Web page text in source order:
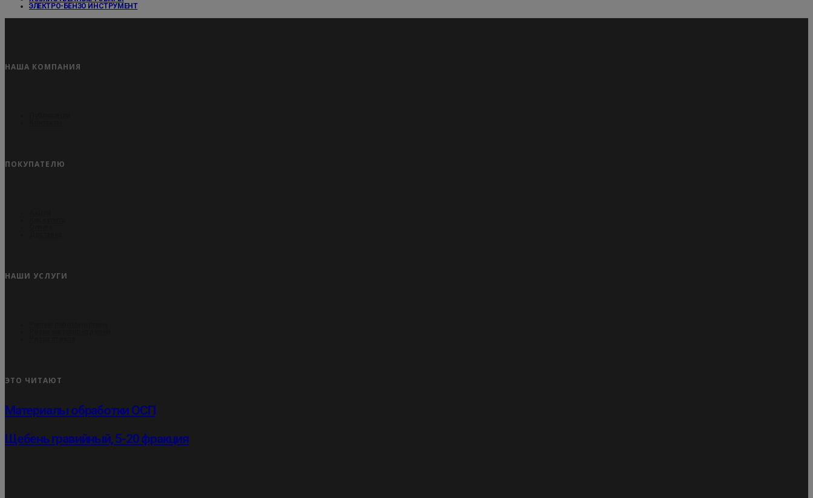
ЭЛЕКТРО-БЕНЗО ИНСТРУМЕНТ
НАША КОМПАНИЯ
ПОКУПАТЕЛЮ
НАШИ УСЛУГИ
ЭТО ЧИТАЮТ
Материалы обработки ОСП
Щебень гравийный, 5-20 фракция